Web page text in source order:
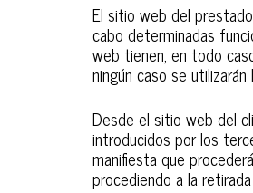
El sitio web del
cabo determinadas
web tienen, en todo
ningún caso se
Desde el sitio web del
introducidos por los
manifiesta que
procediendo a la